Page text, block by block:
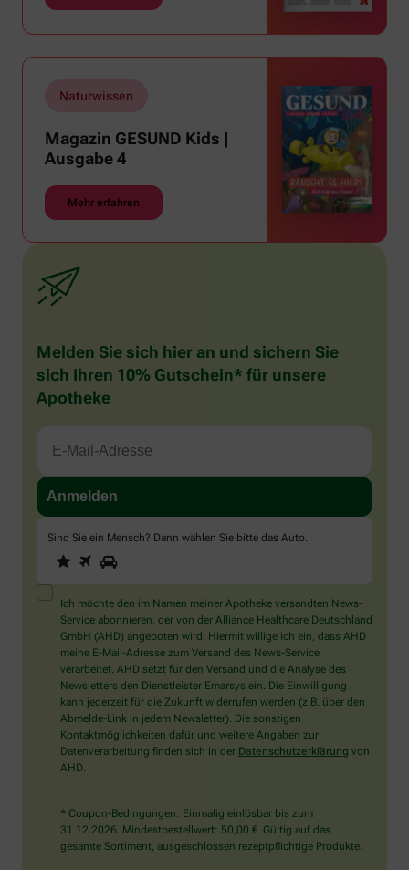
Naturwissen
Magazin GESUND Kids |
Ausgabe 4
Mehr erfahren
Melden Sie sich hier an und sichern Sie
sich Ihren 10% Gutschein* für unsere
Apotheke
Sind Sie ein Mensch? Dann wählen Sie bitte das Auto.
Sind
Sie
ein
Mensch?
Dann
wählen
Sie
bitte
das
Auto.
1 2
Ich möchte den im Namen meiner Apotheke versandten News-
Service abonnieren, der von der Alliance Healthcare Deutschland
GmbH (AHD) angeboten wird. Hiermit willige ich ein, dass AHD
meine E-Mail-Adresse zum Versand des News-Service
verarbeitet. AHD setzt für den Versand und die Analyse des
Newsletters den Dienstleister Emarsys ein. Die Einwilligung
kann jederzeit für die Zukunft widerrufen werden (z.B. über den
Abmelde-Link in jedem Newsletter). Die sonstigen
Kontaktmöglichkeiten dafür und weitere Angaben zur
Datenverarbeitung finden sich in der Datenschutzerklärung von
AHD.
* Coupon-Bedingungen: Einmalig einlösbar bis zum
31.12.2026. Mindestbestellwert: 50,00 €. Gültig auf das
gesamte Sortiment, ausgeschlossen rezeptpflichtige Produkte.